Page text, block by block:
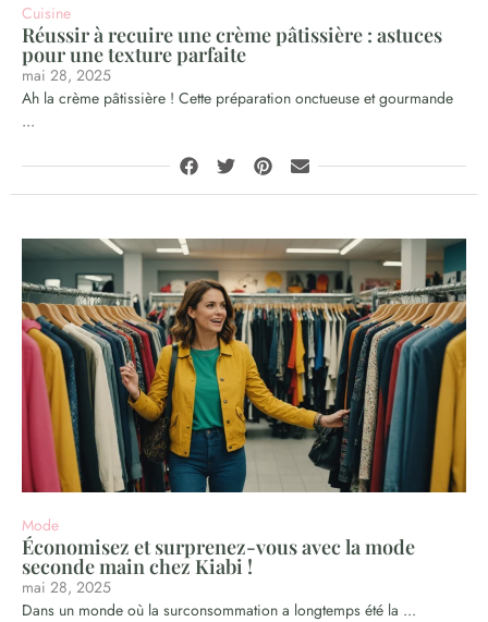
Cuisine
Réussir à recuire une crème pâtissière : astuces
pour une texture parfaite
mai 28, 2025
Ah la crème pâtissière ! Cette préparation onctueuse et gourmande
...
Mode
Économisez et surprenez-vous avec la mode
seconde main chez Kiabi !
mai 28, 2025
Dans un monde où la surconsommation a longtemps été la ...